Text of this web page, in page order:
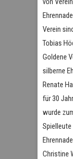
Verein
Tobias
Goldene
silberne
Renate
für 30
wurde
Spielleute
Christine